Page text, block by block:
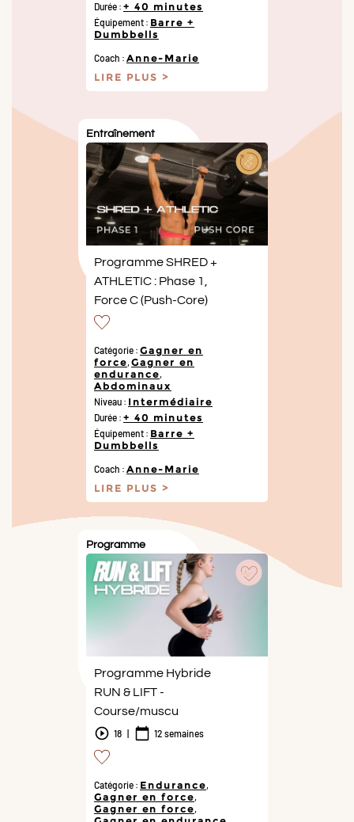
Durée : + 40 minutes
Équipement : Barre +
Dumbbells
Coach : Anne-Marie
LIRE PLUS
Entraînement
Programme SHRED +
ATHLETIC : Phase 1,
Force C (Push-Core)
Catégorie : Gagner en
force,Gagner en
endurance,
Abdominaux
Niveau : Intermédiaire
Durée : + 40 minutes
Équipement : Barre +
Dumbbells
Coach : Anne-Marie
LIRE PLUS
Programme
Programme Hybride
RUN & LIFT -
Course/muscu
18 12 semaines
Catégorie : Endurance,
Gagner en force,
Gagner en force,